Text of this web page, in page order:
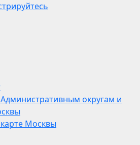
округам и
Москвы